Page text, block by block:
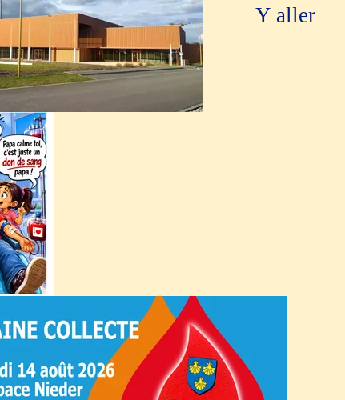
Y aller